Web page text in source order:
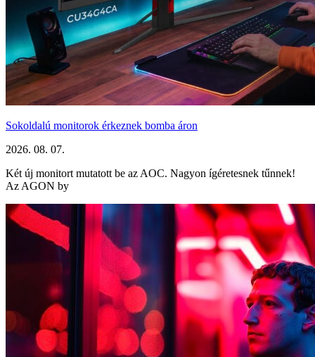
Sokoldalú monitorok érkeznek bomba áron
2026. 08. 07.
Két új monitort mutatott be az AOC. Nagyon ígéretesnek tűnnek!
Az AGON by